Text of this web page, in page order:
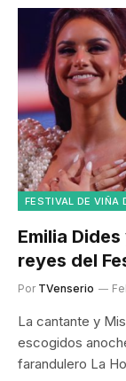
FESTIVAL DE VIÑA
Emilia
reyes del
Por TVenserio
La cantante y
escogidos
farandulero La